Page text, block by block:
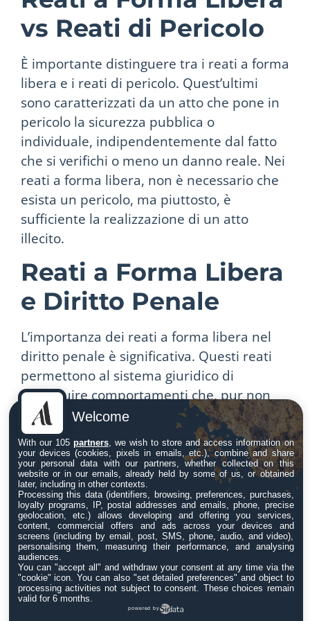
vs Reati di Pericolo
È importante distinguere tra i reati a forma
libera e i reati di pericolo. Quest’ultimi
sono caratterizzati da un atto che pone in
pericolo la sicurezza pubblica o
individuale, indipendentemente dal fatto
che si verifichi o meno un danno reale. Nei
reati a forma libera, non è necessario che
esista un pericolo, ma piuttosto, è
sufficiente la realizzazione di un atto
illecito.
Reati a Forma Libera
e Diritto Penale
L’importanza dei reati a forma libera nel
diritto penale è significativa. Questi reati
permettono al sistema giuridico di
perseguire comportamenti che, pur non
causando necessariamente un danno
diretto, possono comunque costituire un
illecito penale. Questa flessibilità è
particolarmente utile in un mondo in cui i
metodi di commissione di reati stanno
cambiando e diventando sempre più
sofisticati.
Considerazioni Finali
I reati a forma libera rappresentano una
Welcome
With our 105 partners, we wish to store and access information on
your devices (cookies, pixels in emails, etc.), combine and share
your personal data with our partners, whether collected on this
website or in our emails, already held by some of us, or obtained
later, including in other contexts.
Processing this data (identifiers, browsing, preferences, purchases,
loyalty programs, IP, postal addresses and emails, phone, precise
geolocation, etc.) allows developing and offering you services,
content, commercial offers and ads across your devices and
screens (including by email, post, SMS, phone, audio, and video),
personalising them, measuring their performance, and analysing
audiences.
You can "accept all" and withdraw your consent at any time via the
"cookie" icon . You can also "set detailed preferences" and object to
processing activities not subject to consent. These choices remain
valid for 6 months.
powered by